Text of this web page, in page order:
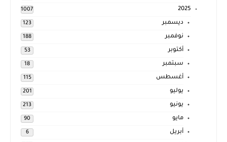
2025
1007
ديسمبر 123
نوفمبر 188
أكتوبر 53
سبتمبر 18
أغسطس 115
يوليو 201
يونيو 213
مايو 90
أبريل 6